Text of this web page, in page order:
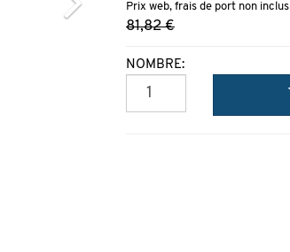
Prix web, frais de port non inclus
81,82 €
NOMBRE: